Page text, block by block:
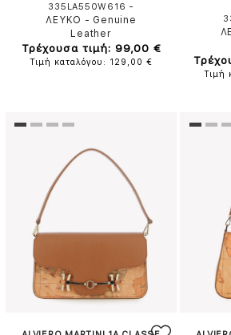
335LA550W616 -
ΛΕΥΚΟ - Genuine
Leather
Τρέχουσα τιμή: 99,00 €
Τιμή καταλόγου: 129,00 €
Τιμή